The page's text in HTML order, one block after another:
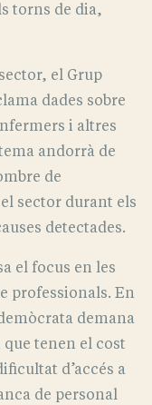
torns de dia,
el Grup
dades sobre
i altres
andorrà de
de
sector durant els
detectades.
el focus en les
professionals. En
demana
tenen el cost
d’accés a
de personal